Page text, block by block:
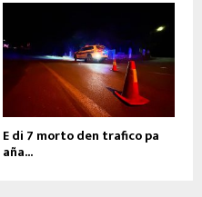
E di 7 morto den trafico pa
aña...